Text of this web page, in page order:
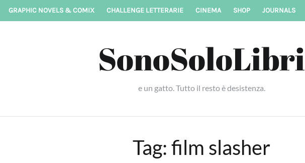
GRAPHIC NOVELS & COMIX CHALLENGE LETTERARIE CINEMA SHOP JOURNALS
SonoSoloLibri
e un gatto. Tutto il resto è desistenza.
Tag: film slasher